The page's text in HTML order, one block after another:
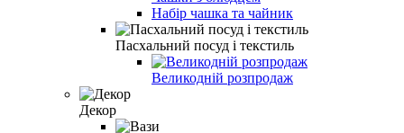
Набір чашка та чайник
Пасхальний посуд і текстиль
Великодній розпродаж
Декор